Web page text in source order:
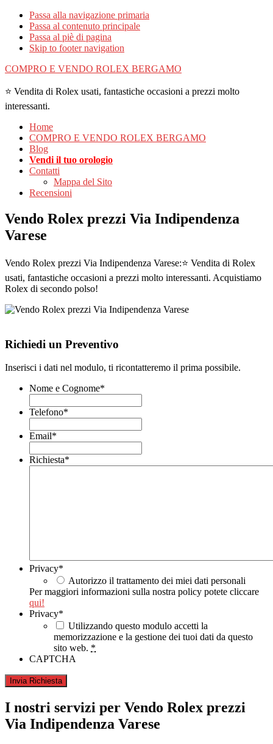
Passa alla navigazione primaria
Passa al contenuto principale
Passa al piè di pagina
Skip to footer navigation
COMPRO E VENDO ROLEX BERGAMO
⭐ Vendita di Rolex usati, fantastiche occasioni a prezzi molto
interessanti.
Home
COMPRO E VENDO ROLEX BERGAMO
Blog
Vendi il tuo orologio
Contatti
Mappa del Sito
Recensioni
Vendo Rolex prezzi Via Indipendenza
Varese
Vendo Rolex prezzi Via Indipendenza Varese:⭐ Vendita di Rolex
usati, fantastiche occasioni a prezzi molto interessanti. Acquistiamo
Rolex di secondo polso!
Richiedi un Preventivo
Inserisci i dati nel modulo, ti ricontatteremo il prima possibile.
Nome e Cognome*
Telefono*
Email*
Richiesta*
Privacy*
Autorizzo il trattamento dei miei dati personali
Per maggiori informazioni sulla nostra policy potete cliccare
qui!
Privacy*
Utilizzando questo modulo accetti la
memorizzazione e la gestione dei tuoi dati da questo
sito web. *
CAPTCHA
I nostri servizi per Vendo Rolex prezzi
Via Indipendenza Varese